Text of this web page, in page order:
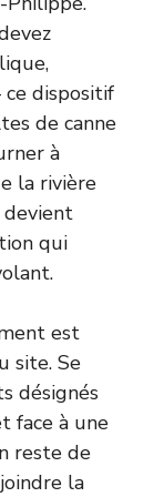
ce dispositif
de canne
à
la rivière
qui
est
site. Se
désignés
face à une
reste de
la